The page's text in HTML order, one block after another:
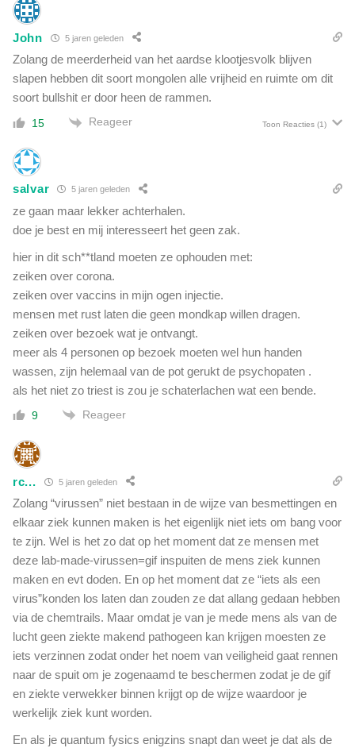
John 5 jaren geleden
Zolang de meerderheid van het aardse klootjesvolk blijven
slapen hebben dit soort mongolen alle vrijheid en ruimte om dit
soort bullshit er door heen de rammen.
15 Reageer Toon Reacties (1)
salvar 5 jaren geleden
ze gaan maar lekker achterhalen.
doe je best en mij interesseert het geen zak.
hier in dit sch**tland moeten ze ophouden met:
zeiken over corona.
zeiken over vaccins in mijn ogen injectie.
mensen met rust laten die geen mondkap willen dragen.
zeiken over bezoek wat je ontvangt.
meer als 4 personen op bezoek moeten wel hun handen
wassen, zijn helemaal van de pot gerukt de psychopaten .
als het niet zo triest is zou je schaterlachen wat een bende.
9 Reageer
rc... 5 jaren geleden
Zolang “virussen” niet bestaan in de wijze van besmettingen en
elkaar ziek kunnen maken is het eigenlijk niet iets om bang voor
te zijn. Wel is het zo dat op het moment dat ze mensen met
deze lab-made-virussen=gif inspuiten de mens ziek kunnen
maken en evt doden. En op het moment dat ze “iets als een
virus”konden los laten dan zouden ze dat allang gedaan hebben
via de chemtrails. Maar omdat je van je mede mens als van de
lucht geen ziekte makend pathogeen kan krijgen moesten ze
iets verzinnen zodat onder het noem van veiligheid gaat rennen
naar de spuit om je zogenaamd te beschermen zodat je de gif
en ziekte verwekker binnen krijgt op de wijze waardoor je
werkelijk ziek kunt worden.
En als je quantum fysics enigzins snapt dan weet je dat als de